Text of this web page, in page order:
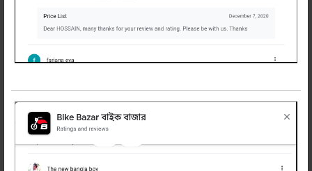
রিলেটেড প্রডাক্টস